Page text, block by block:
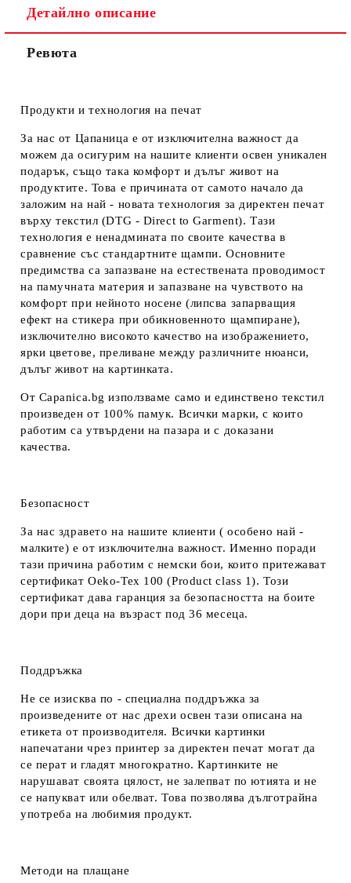
Детайлно описание
Ревюта
Продукти и технология на печат
За нас от Цапаница е от изключителна важност да
можем да осигурим на нашите клиенти освен уникален
подарък, също така комфорт и дълъг живот на
продуктите. Това е причината от самото начало да
заложим на най - новата технология за директен печат
върху текстил (DTG - Direct to Garment). Тази
технология е ненадмината по своите качества в
сравнение със стандартните щампи. Основните
предимства са запазване на естествената проводимост
на памучната материя и запазване на чувството на
комфорт при нейното носене (липсва запарващия
ефект на стикера при обикновенното щампиране),
изключително високото качество на изображението,
ярки цветове, преливане между различните нюанси,
дълъг живот на картинката.
От Capanica.bg използваме само и единствено текстил
произведен от 100% памук. Всички марки, с които
работим са утвърдени на пазара и с доказани
качества.
Безопасност
За нас здравето на нашите клиенти ( особено най -
малките) е от изключителна важност. Именно поради
тази причина работим с немски бои, които притежават
сертификат Oeko-Tex 100 (Product class 1). Този
сертификат дава гаранция за безопасността на боите
дори при деца на възраст под 36 месеца.
Поддръжка
Не се изисква по - специална поддръжка за
произведените от нас дрехи освен тази описана на
етикета от производителя. Всички картинки
напечатани чрез принтер за директен печат могат да
се перат и гладят многократно. Картинките не
нарушават своята цялост, не залепват по ютията и не
се напукват или обелват. Това позволява дълготрайна
употреба на любимия продукт.
Методи на плащане